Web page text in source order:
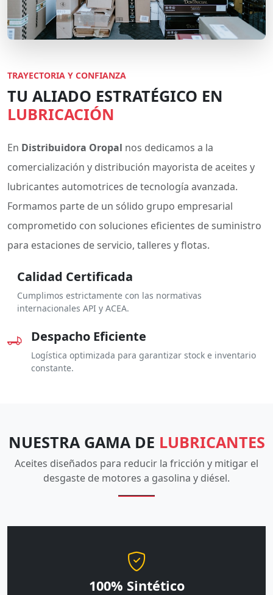
TRAYECTORIA Y CONFIANZA
TU ALIADO ESTRATÉGICO EN
LUBRICACIÓN
En Distribuidora Oropal nos dedicamos a la
comercialización y distribución mayorista de aceites y
lubricantes automotrices de tecnología avanzada.
Formamos parte de un sólido grupo empresarial
comprometido con soluciones eficientes de suministro
para estaciones de servicio, talleres y flotas.
Calidad Certificada
Cumplimos estrictamente con las normativas
internacionales API y ACEA.
Despacho Eficiente
Logística optimizada para garantizar stock e inventario
constante.
NUESTRA GAMA DE LUBRICANTES
Aceites diseñados para reducir la fricción y mitigar el
desgaste de motores a gasolina y diésel.
100% Sintético